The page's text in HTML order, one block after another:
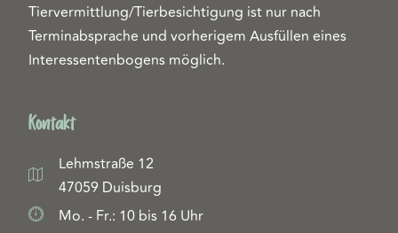
Tiervermittlung/Tierbesichtigung ist nur nach
Terminabsprache und vorherigem Ausfüllen eines
Interessentenbogens möglich.
Kontakt
Lehmstraße 12
47059 Duisburg
Mo. - Fr.: 10 bis 16 Uhr